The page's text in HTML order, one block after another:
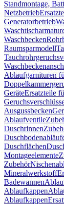
Standmontage,
Netzbetrieb
Generatorbetrieb
Waschbecken
Raumsparmodell
Ablaufgarnituren
GeräteErsatzteile
Ausgussbecken
Ablaufventile
Duschrinnen
Duschflächen
Montageelemente
Zubehör
Mineralwerkstoff
Badewannen
Ablaufkappen
Ablaufkappen